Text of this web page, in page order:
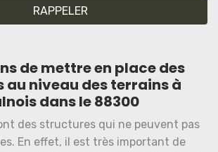
de mettre en place des
au niveau des terrains à
dans le 88300
des structures qui ne peuvent pas
En effet, il est très important de